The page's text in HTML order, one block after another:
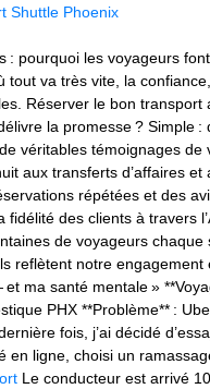
Shuttle Phoenix
: pourquoi les voyageurs
tout va très vite, la
Réserver le bon
la promesse ? Simple
véritables témoignages
aux transferts d’affaires
répétées et des
fidélité des clients à travers
de voyageurs
reflètent notre
ma santé mentale »
PHX **Problème** :
fois, j’ai décidé
en ligne, choisi un
Le conducteur est arrivé